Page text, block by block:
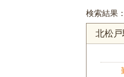
検索結果：
北松